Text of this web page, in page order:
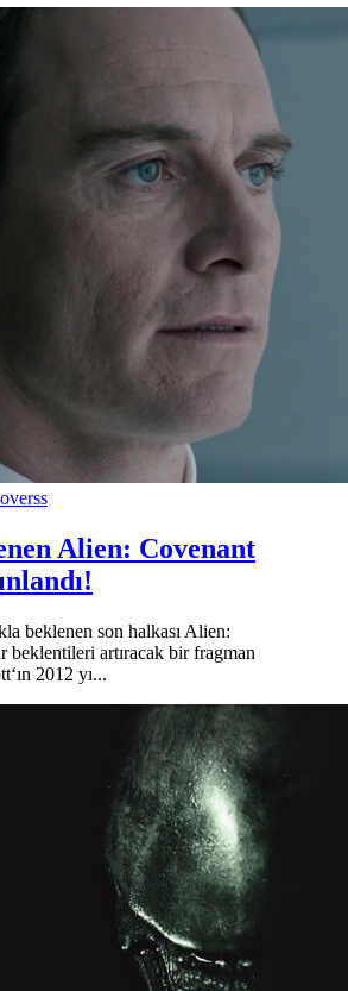
Alien: Covenant
beklenen son halkası Alien:
beklentileri artıracak bir fragman
2012 yı...